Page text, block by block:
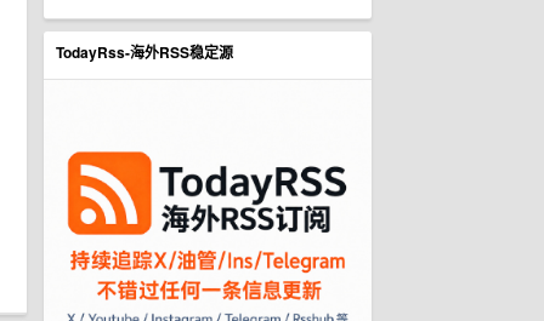
TodayRss-海外RSS稳定源